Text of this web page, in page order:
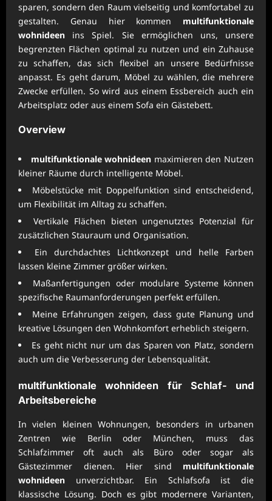
sparen, sondern den Raum vielseitig und komfortabel zu
gestalten. Genau hier kommen multifunktionale
wohnideen ins Spiel. Sie ermöglichen uns, unsere
begrenzten Flächen optimal zu nutzen und ein Zuhause
zu schaffen, das sich flexibel an unsere Bedürfnisse
anpasst. Es geht darum, Möbel zu wählen, die mehrere
Zwecke erfüllen. So wird aus einem Essbereich auch ein
Arbeitsplatz oder aus einem Sofa ein Gästebett.
Overview
multifunktionale wohnideen maximieren den Nutzen
kleiner Räume durch intelligente Möbel.
Möbelstücke mit Doppelfunktion sind entscheidend,
um Flexibilität im Alltag zu schaffen.
Vertikale Flächen bieten ungenutztes Potenzial für
zusätzlichen Stauraum und Organisation.
Ein durchdachtes Lichtkonzept und helle Farben
lassen kleine Zimmer größer wirken.
Maßanfertigungen oder modulare Systeme können
spezifische Raumanforderungen perfekt erfüllen.
Meine Erfahrungen zeigen, dass gute Planung und
kreative Lösungen den Wohnkomfort erheblich steigern.
Es geht nicht nur um das Sparen von Platz, sondern
auch um die Verbesserung der Lebensqualität.
multifunktionale wohnideen für Schlaf- und
Arbeitsbereiche
In vielen kleinen Wohnungen, besonders in urbanen
Zentren wie Berlin oder München, muss das
Schlafzimmer oft auch als Büro oder sogar als
Gästezimmer dienen. Hier sind multifunktionale
wohnideen unverzichtbar. Ein Schlafsofa ist die
klassische Lösung. Doch es gibt modernere Varianten,